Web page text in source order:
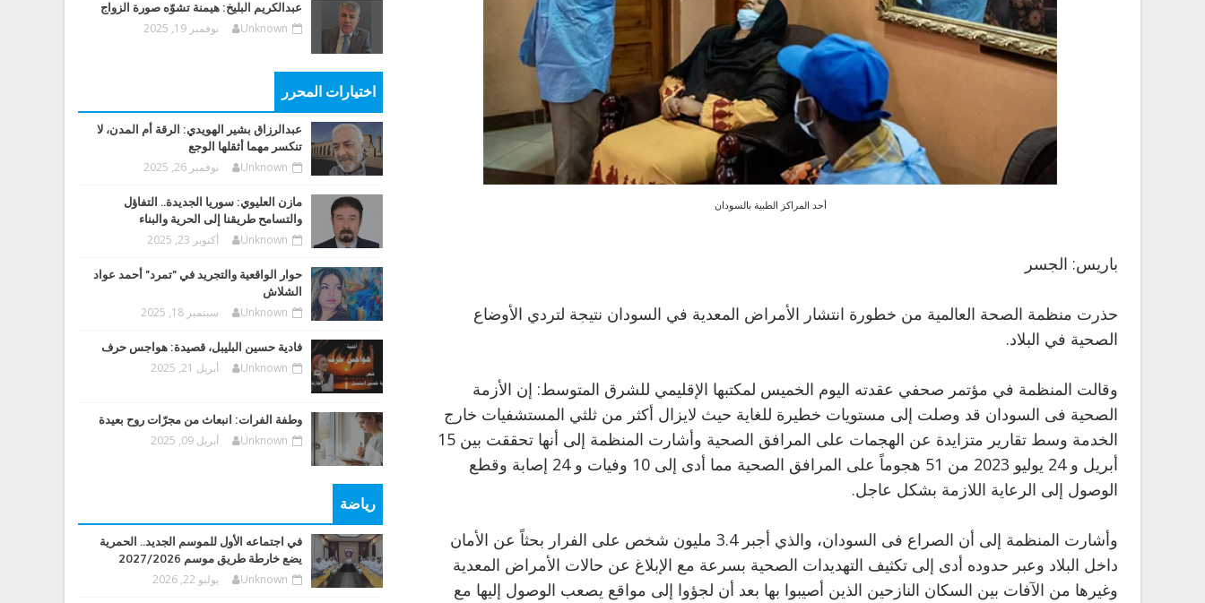
أحد المراكز الطبية بالسودان
باريس: الجسر
حذرت منظمة الصحة العالمية من خطورة انتشار الأمراض المعدية في السودان نتيجة لتردي الأوضاع
الصحية في البلاد.
وقالت المنظمة في مؤتمر صحفي عقدته اليوم الخميس لمكتبها الإقليمي للشرق المتوسط: إن الأزمة
الصحية فى السودان قد وصلت إلى مستويات خطيرة للغاية حيث لايزال أكثر من ثلثي المستشفيات خارج
الخدمة وسط تقارير متزايدة عن الهجمات على المرافق الصحية وأشارت المنظمة إلى أنها تحققت بين 15
أبريل و 24 يوليو 2023 من 51 هجوماً على المرافق الصحية مما أدى إلى 10 وفيات و 24 إصابة وقطع
الوصول إلى الرعاية اللازمة بشكل عاجل.
وأشارت المنظمة إلى أن الصراع فى السودان، والذي أجبر 3.4 مليون شخص على الفرار بحثاً عن الأمان
داخل البلاد وعبر حدوده أدى إلى تكثيف التهديدات الصحية بسرعة مع الإبلاغ عن حالات الأمراض المعدية
وغيرها من الآفات بين السكان النازحين الذين أصيبوا بها بعد أن لجؤوا إلى مواقع يصعب الوصول إليها مع
عبدالكريم البليخ: هيمنة تشوّه صورة الزواج
Unknown نوفمبر 19, 2025
اختيارات المحرر
عبدالرزاق بشير الهويدي: الرقة أم المدن، لا
تنكسر مهما أثقلها الوجع
Unknown نوفمبر 26, 2025
مازن العليوي: سوريا الجديدة.. التفاؤل
والتسامح طريقنا إلى الحرية والبناء
Unknown أكتوبر 23, 2025
حوار الواقعية والتجريد في "تمرد" أحمد عواد
الشلاش
Unknown سبتمبر 18, 2025
فادية حسين البليبل، قصيدة: هواجس حرف
Unknown أبريل 21, 2025
وطفة الفرات: انبعاث من مجرّات روح بعيدة
Unknown أبريل 09, 2025
رياضة
في اجتماعه الأول للموسم الجديد.. الحمرية
يضع خارطة طريق موسم 2027/2026
Unknown يوليو 22, 2026